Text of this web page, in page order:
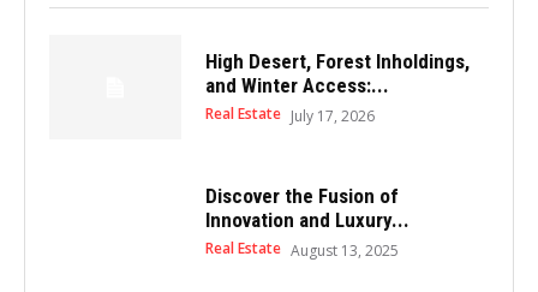
High Desert, Forest Inholdings,
and Winter Access:...
Real Estate July 17, 2026
Discover the Fusion of
Innovation and Luxury...
Real Estate August 13, 2025